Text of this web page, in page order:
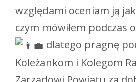
względami oceniam ją
czym mówiłem podczas
dlatego pragnę
Koleżankom i Kolegom